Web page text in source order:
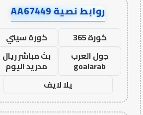
روابط نصية AA67449
كورة 365
كورة سيتي
جول العرب
goalarab
بث مباشر ريال
مدريد اليوم
يلا لايف